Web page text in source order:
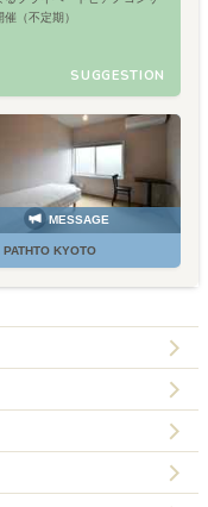
催（不定期）
SUGGESTION
MESSAGE
PATHTO KYOTO